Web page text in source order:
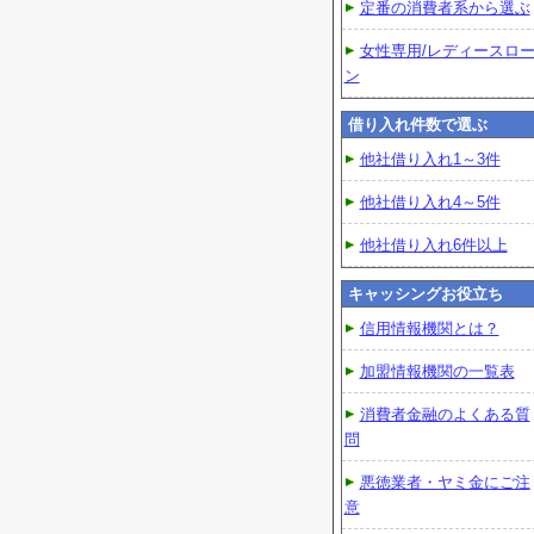
定番の消費者系から選ぶ
女性専用/レディースロー
ン
借り入れ件数で選ぶ
他社借り入れ1～3件
他社借り入れ4～5件
他社借り入れ6件以上
キャッシングお役立ち
信用情報機関とは？
加盟情報機関の一覧表
消費者金融のよくある質
問
悪徳業者・ヤミ金にご注
意